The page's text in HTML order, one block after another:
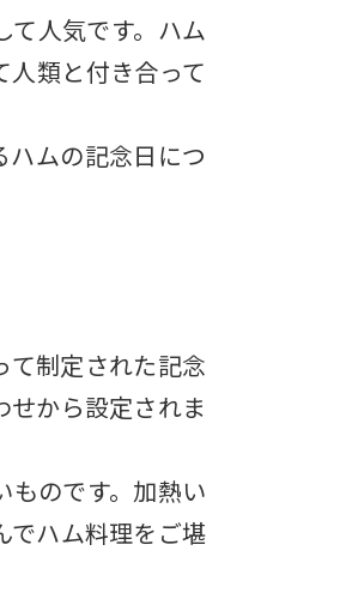
て人気です。ハム
類と付き合って
ムの記念日につ
て制定された記念
せから設定されま
ものです。加熱い
でハム料理をご堪